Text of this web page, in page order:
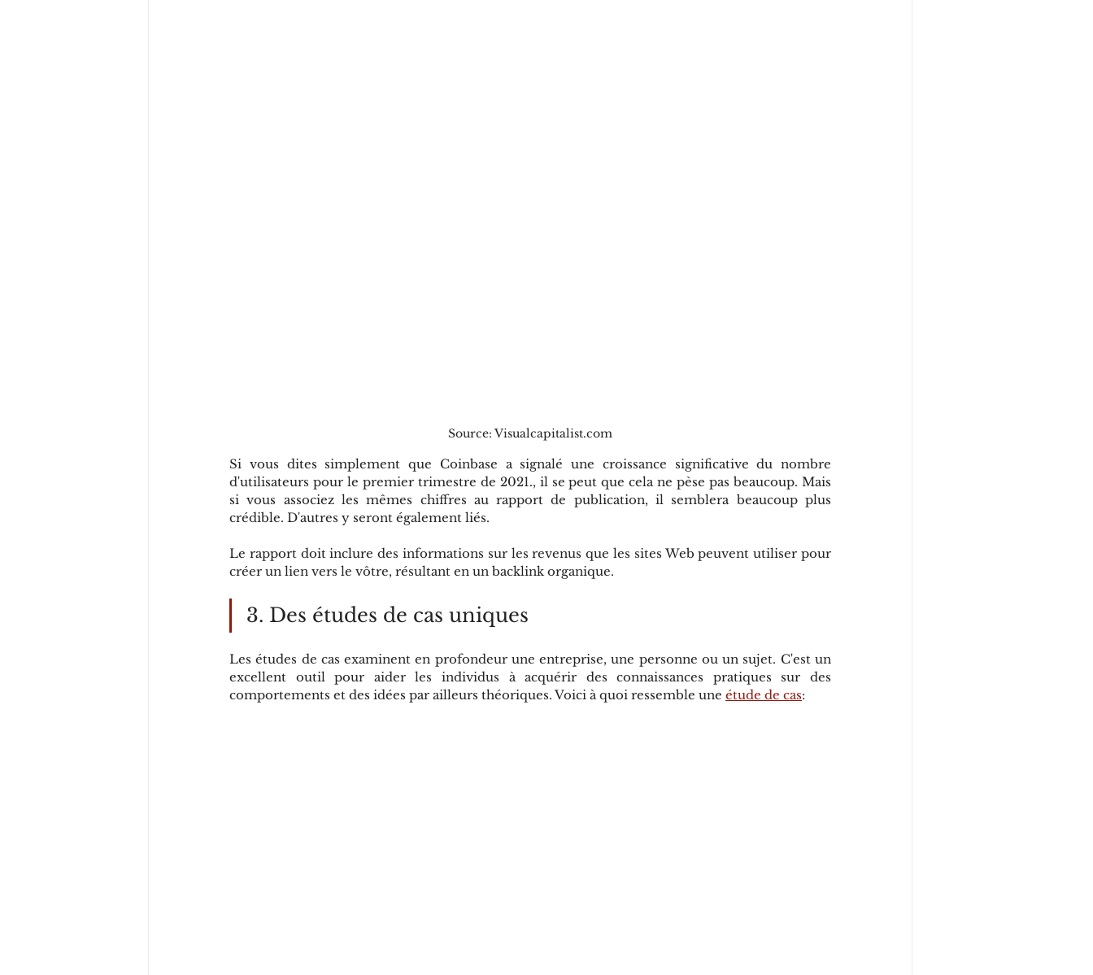
Source: Visualcapitalist.com
Si vous dites simplement que Coinbase a signalé une croissance significative du nombre
d'utilisateurs pour le premier trimestre de 2021., il se peut que cela ne pèse pas beaucoup. Mais
si vous associez les mêmes chiffres au rapport de publication, il semblera beaucoup plus
crédible. D'autres y seront également liés.
Le rapport doit inclure des informations sur les revenus que les sites Web peuvent utiliser pour
créer un lien vers le vôtre, résultant en un backlink organique.
3. Des études de cas uniques
Les études de cas examinent en profondeur une entreprise, une personne ou un sujet. C'est un
excellent outil pour aider les individus à acquérir des connaissances pratiques sur des
comportements et des idées par ailleurs théoriques. Voici à quoi ressemble une étude de cas: